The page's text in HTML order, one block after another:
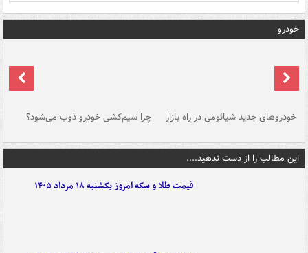
خودرو
خودروهای جدید شیائومی در راه بازار چرا سیم‌کشی خودرو ذوب می‌شود؟
این مطالب را از دست ندهید....
قیمت طلا و سکه امروز یکشنبه ۱۸ مرداد ۱۴۰۵